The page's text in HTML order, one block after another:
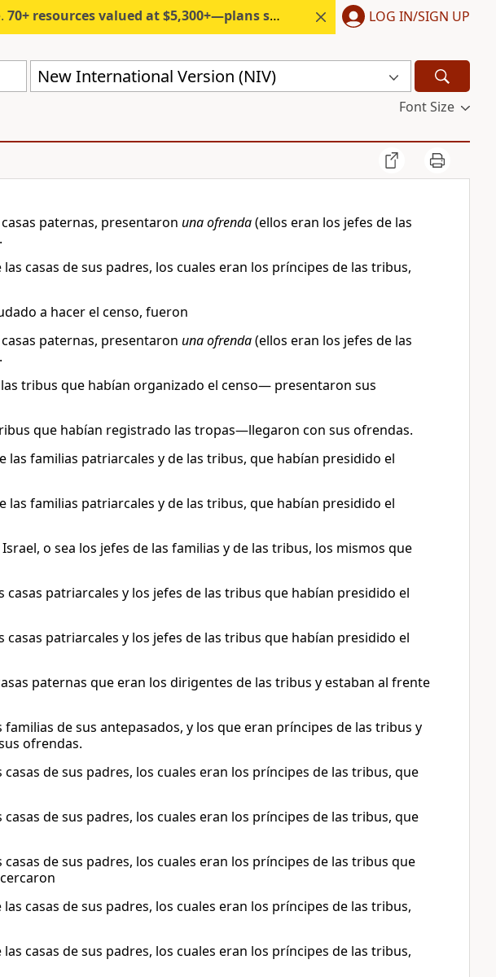
70+ resources valued at $5,300+—plans start under $6/month. LOG IN/SIGN UP
New International Version (NIV)
Font Size
paternas, presentaron una ofrenda(ellos eran los jefes de las
casas de sus padres, los cuales eran los príncipes de las tribus,
a hacer el censo, fueron
paternas, presentaron una ofrenda(ellos eran los jefes de las
tribus que habían organizado el censo— presentaron sus
que habían registrado las tropas—llegaron con sus ofrendas.
las familias patriarcales y de las tribus, que habían presidido el
las familias patriarcales y de las tribus, que habían presidido el
o sea los jefes de las familias y de las tribus, los mismos que
casas patriarcales y los jefes de las tribus que habían presidido el
casas patriarcales y los jefes de las tribus que habían presidido el
paternas que eran los dirigentes de las tribus y estaban al frente
de sus antepasados, y los que eran príncipes de las tribus y
ofrendas.
de sus padres, los cuales eran los príncipes de las tribus, que
de sus padres, los cuales eran los príncipes de las tribus, que
de sus padres, los cuales eran los príncipes de las tribus que
casas de sus padres, los cuales eran los príncipes de las tribus,
casas de sus padres, los cuales eran los príncipes de las tribus,